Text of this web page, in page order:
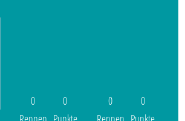
0
0
0
0